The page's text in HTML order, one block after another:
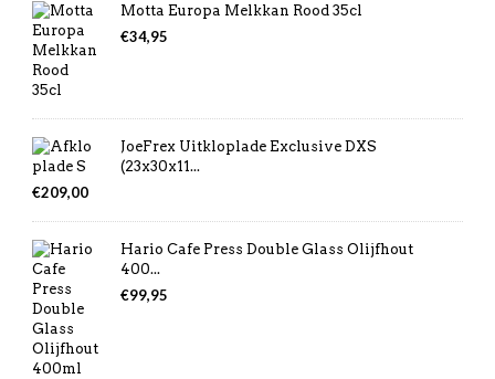
Motta Europa Melkkan Rood 35cl
€34,95
JoeFrex Uitkloplade Exclusive DXS
(23x30x11...
€209,00
Hario Cafe Press Double Glass Olijfhout
400...
€99,95